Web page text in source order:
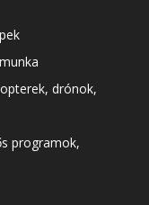
drónok,
programok,